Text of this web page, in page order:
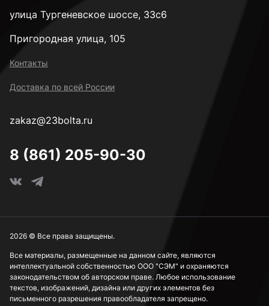
улица Тургеневское шоссе, 33с6
Пригородная улица, 105
Контакты
Доставка по всей России
zakaz@23bolta.ru
8 (861) 205-90-30
Все материалы, размещенные на данном сайте, являются
интеллектуальной собственностью ООО "СЭМ" и охраняются
законодательством об авторском праве. Любое использование
текстов, изображений, дизайна или других элементов без
письменного разрешения правообладателя запрещено.
2026 © Все права защищены.